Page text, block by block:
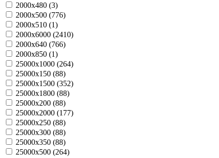
2000х480 (3)
2000х500 (776)
2000х510 (1)
2000х6000 (2410)
2000х640 (766)
2000х850 (1)
25000х1000 (264)
25000х150 (88)
25000х1500 (352)
25000х1800 (88)
25000х200 (88)
25000х2000 (177)
25000х250 (88)
25000х300 (88)
25000х350 (88)
25000х500 (264)